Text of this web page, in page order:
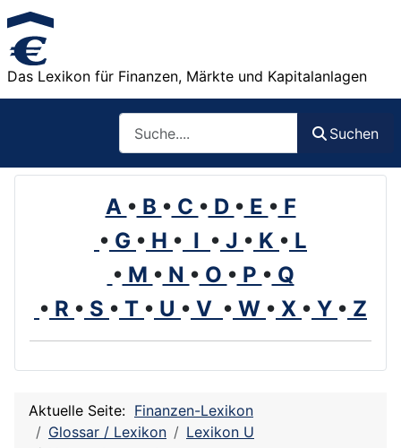
Das Lexikon für Finanzen, Märkte und Kapitalanlagen
Suchen
A • B • C • D • E • F
• G • H • I • J • K • L
• M • N • O • P • Q
• R • S • T • U • V • W • X • Y • Z
Aktuelle Seite: Finanzen-Lexikon
Glossar / Lexikon
Lexikon U